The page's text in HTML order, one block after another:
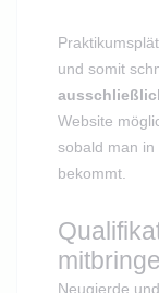
und somit
ausschlie
Website
sobald man in
bekommt.
Neugierde